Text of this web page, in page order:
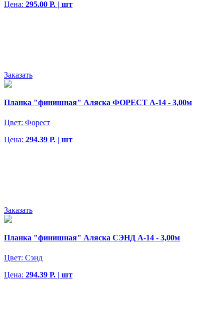
Цена: 295.00 Р. | шт
Заказать
Планка "финишная" Аляска ФОРЕСТ А-14 - 3,00м
Цвет: Форест
Цена: 294.39 Р. | шт
Заказать
Планка "финишная" Аляска СЭНД А-14 - 3,00м
Цвет: Сэнд
Цена: 294.39 Р. | шт